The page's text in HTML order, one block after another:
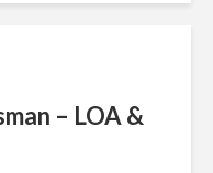
– LOA &